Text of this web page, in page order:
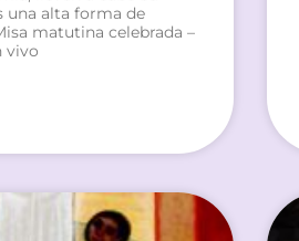
una alta forma de
matutina celebrada –
vivo